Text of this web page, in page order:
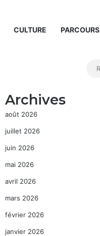
CULTURE PARCOURS
Archives
août 2026
juillet 2026
juin 2026
mai 2026
avril 2026
mars 2026
février 2026
janvier 2026